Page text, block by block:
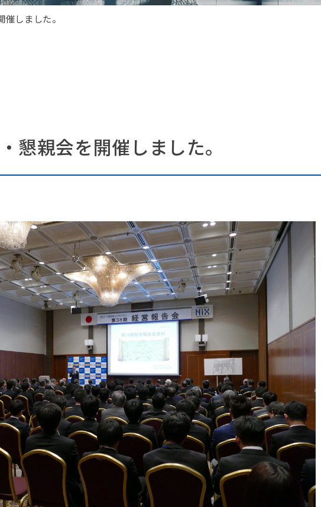
しました。
懇親会を開催しました。